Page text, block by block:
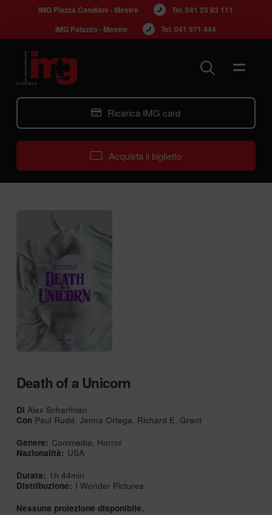
IMG Piazza Candiani - Mestre Tel. 041 23 83 111
IMG Palazzo - Mestre
Tel. 041 971 444
Ricarica IMG card
Acquista il biglietto
Death of a Unicorn
Di Alex Scharfman
Con Paul Rudd, Jenna Ortega, Richard E. Grant
Genere: Commedia, Horror
Nazionalità: USA
Durata: 1h 44min
Distribuzione: I Wonder Pictures
Nessuna proiezione disponibile.